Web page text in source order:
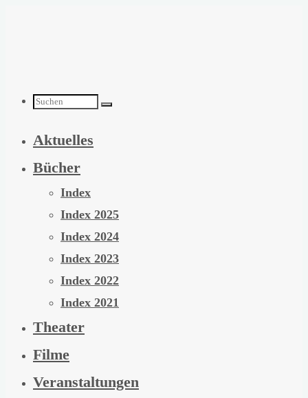
Suchen
nach:
Aktuelles
Bücher
Index
Index 2025
Index 2024
Index 2023
Index 2022
Index 2021
Theater
Filme
Veranstaltungen